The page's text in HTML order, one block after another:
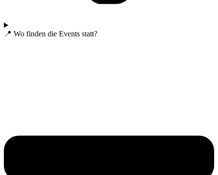
📍 Wo finden die Events statt?